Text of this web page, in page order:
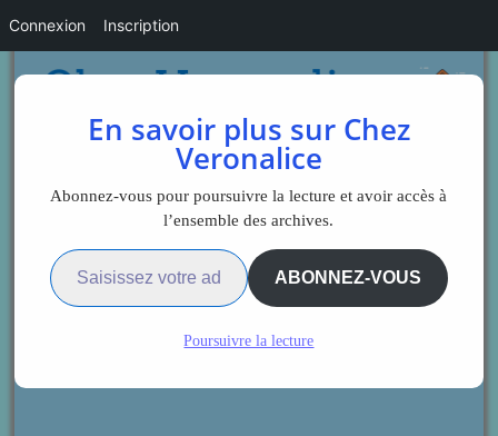
En savoir plus sur Chez
Veronalice
Abonnez-vous pour poursuivre la lecture et avoir accès à
l’ensemble des archives.
Saisissez votre adresse e-mail…
ABONNEZ-VOUS
Poursuivre la lecture
Connexion Inscription